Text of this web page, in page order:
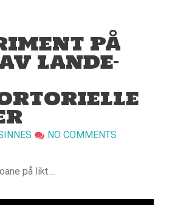
PÅ
LANDE-
NO COMMENTS
på likt….